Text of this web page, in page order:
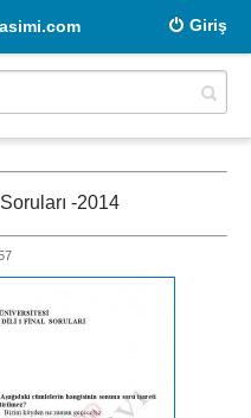
Giriş
-2014